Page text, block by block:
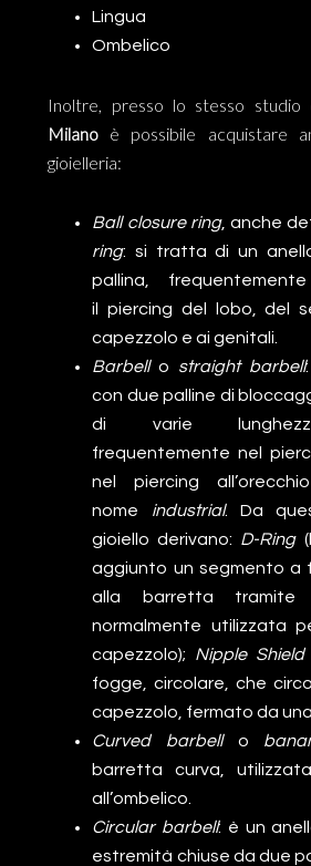
Lingua
Ombelico
Inoltre, presso lo stesso studio
Milano è possibile acquistare
gioielleria:
Ball closure ring, anche
ring: si tratta di un
pallina,
il piercing del lobo, del
capezzolo e ai genitali.
Barbello straight barbell
con due palline di
di varie
frequentemente nel
nel piercing
nome industrial. Da
gioiello derivano: D-Ring
aggiunto un segmento a
alla barretta tramite
normalmente utilizzata
capezzolo); Nipple Shield
fogge, circolare, che
capezzolo, fermato da
Curved barbello
barretta curva,
all’ombelico.
Circular barbell: è un
estremità chiuse da due